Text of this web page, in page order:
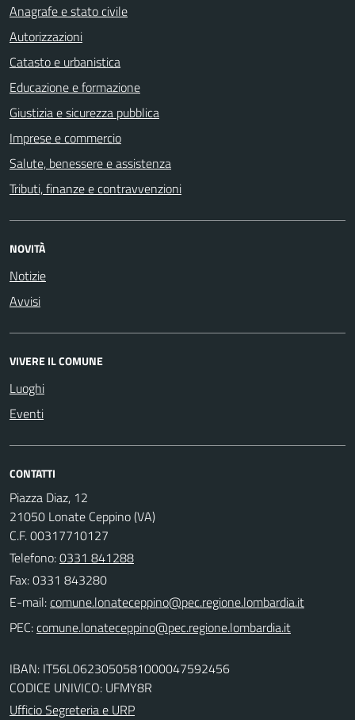
Anagrafe e stato civile
Autorizzazioni
Catasto e urbanistica
Educazione e formazione
Giustizia e sicurezza pubblica
Imprese e commercio
Salute, benessere e assistenza
Tributi, finanze e contravvenzioni
NOVITÀ
Notizie
Avvisi
VIVERE IL COMUNE
Luoghi
Eventi
CONTATTI
Piazza Diaz, 12
21050 Lonate Ceppino (VA)
C.F. 00317710127
Telefono:0331 841288
Fax: 0331 843280
E-mail:
PEC:
IBAN: IT56L0623050581000047592456
CODICE UNIVICO: UFMY8R
Ufficio Segreteria e URP